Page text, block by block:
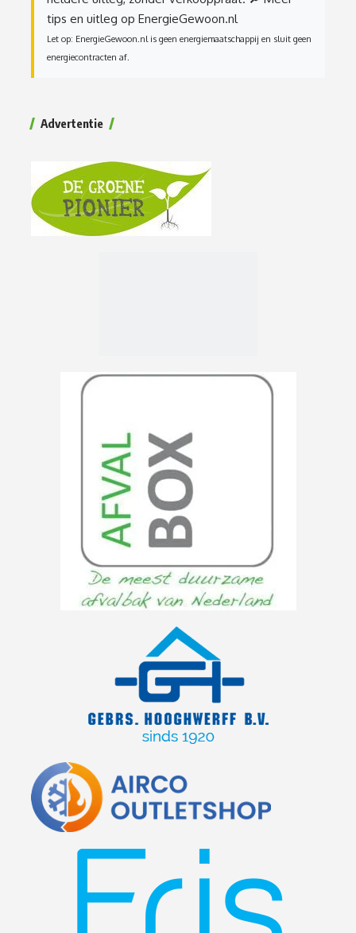
tips en uitleg op EnergieGewoon.nl
Let op: EnergieGewoon.nl is geen energiemaatschappij en sluit geen
energiecontracten af.
Advertentie